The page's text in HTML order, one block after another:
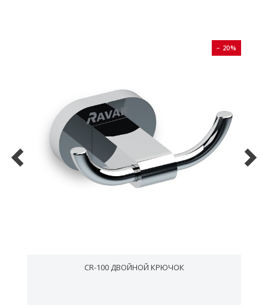
− 20%
CR-100 ДВОЙНОЙ КРЮЧОК